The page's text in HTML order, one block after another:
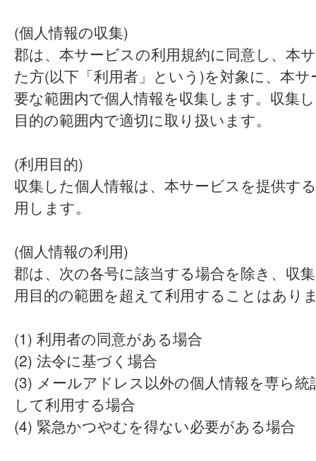
(個人情報の収集)
郡は、本サービスの利用規約に同意し、本
た方(以下「利用者」という)を対象に、本
要な範囲内で個人情報を収集します。収集
目的の範囲内で適切に取り扱います。
(利用目的)
収集した個人情報は、本サービスを提供す
用します。
(個人情報の利用)
郡は、次の各号に該当する場合を除き、収
用目的の範囲を超えて利用することはあり
(1) 利用者の同意がある場合
(2) 法令に基づく場合
(3) メールアドレス以外の個人情報を専ら統
して利用する場合
(4) 緊急かつやむを得ない必要がある場合